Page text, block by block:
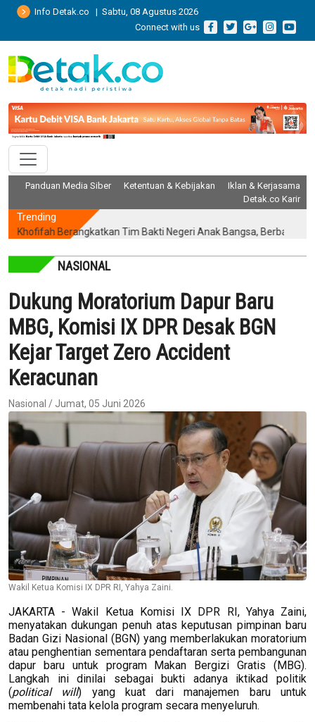
Info Detak.co | Sabtu, 08 Agustus 2026
Connect with us
Panduan Media Siber Ketentuan & Kebijakan
Iklan & Kerjasama
Detak.co Karir
Trending
Berangkatkan Tim Bakti Negeri Anak Bangsa, Berbagi
NASIONAL
Dukung Moratorium Dapur Baru
MBG, Komisi IX DPR Desak BGN
Kejar Target Zero Accident
Keracunan
Nasional / Jumat, 05 Juni 2026
Wakil Ketua Komisi IX DPR RI, Yahya Zaini.
JAKARTA - Wakil Ketua Komisi IX DPR RI, Yahya Zaini,
menyatakan dukungan penuh atas keputusan pimpinan baru
Badan Gizi Nasional (BGN) yang memberlakukan moratorium
atau penghentian sementara pendaftaran serta pembangunan
dapur baru untuk program Makan Bergizi Gratis (MBG).
Langkah ini dinilai sebagai bukti adanya iktikad politik
(political will) yang kuat dari manajemen baru untuk
membenahi tata kelola program secara menyeluruh.